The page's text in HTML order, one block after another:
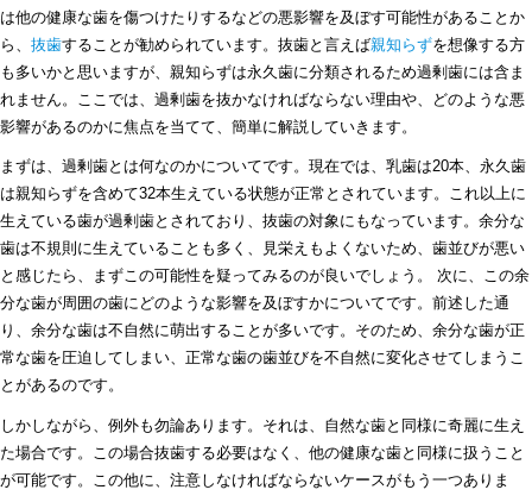
は他の健康な歯を傷つけたりするなどの悪影響を及ぼす可能性があることか
ら、 抜歯することが勧められています。抜歯と言えば親知らずを想像する方
も多いかと思いますが、親知らずは永久歯に分類されるため過剰歯には含ま
れません。ここでは、過剰歯を抜かなければならない理由や、どのような悪
影響があるのかに焦点を当てて、簡単に解説していきます。
まずは、過剰歯とは何なのかについてです。現在では、乳歯は20本、永久歯
は親知らずを含めて32本生えている状態が正常とされています。これ以上に
生えている歯が過剰歯とされており、抜歯の対象にもなっています。余分な
歯は不規則に生えていることも多く、見栄えもよくないため、歯並びが悪い
と感じたら、まずこの可能性を疑ってみるのが良いでしょう。 次に、この余
分な歯が周囲の歯にどのような影響を及ぼすかについてです。前述した通
り、余分な歯は不自然に萌出することが多いです。そのため、余分な歯が正
常な歯を圧迫してしまい、正常な歯の歯並びを不自然に変化させてしまうこ
とがあるのです。
しかしながら、例外も勿論あります。それは、自然な歯と同様に奇麗に生え
た場合です。この場合抜歯する必要はなく、他の健康な歯と同様に扱うこと
が可能です。この他に、注意しなければならないケースがもう一つありま